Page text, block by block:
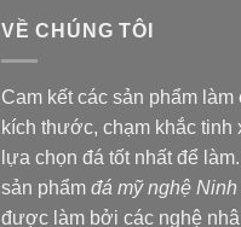
VỀ CHÚNG TÔI
Cam kết các sản phẩm làm
kích thước, chạm khắc tinh
lựa chọn đá tốt nhất để
sản phẩm đá mỹ nghệ Ninh
được làm bởi các nghệ